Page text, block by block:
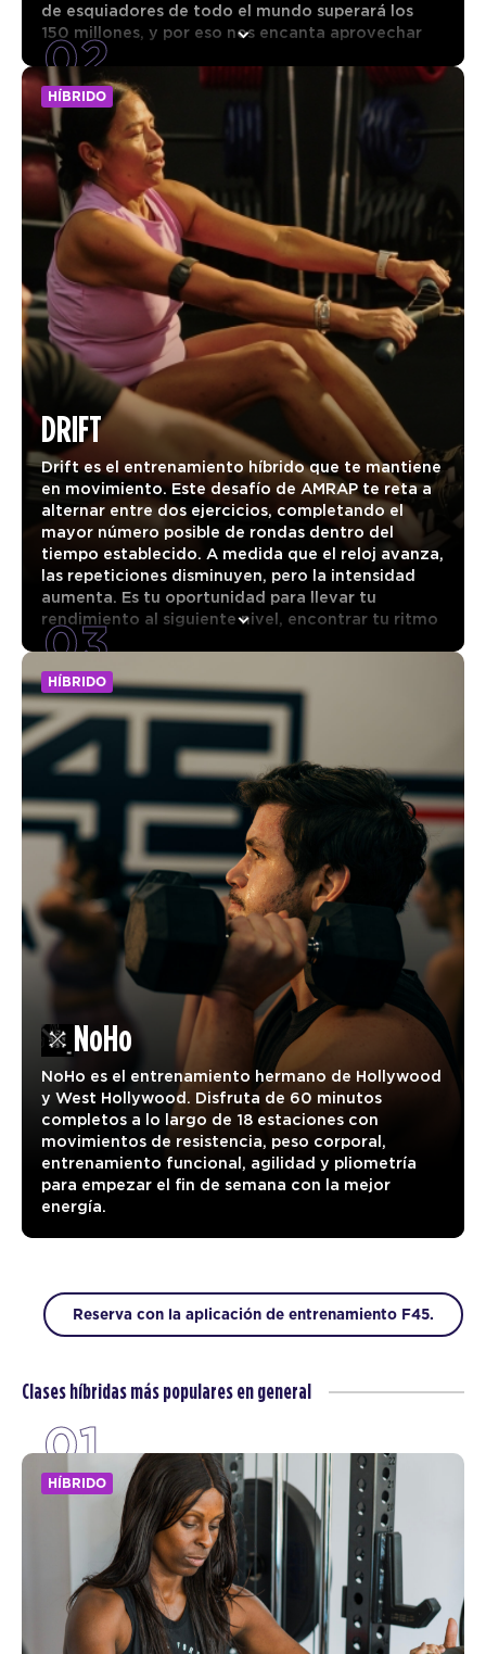
de esquiadores de todo el mundo superará los
150 millones, y por eso nos encanta aprovechar
este nicho de mercado. Te encantará el aumento
de tu aguante cardiovascular, propiocepción,
fuerza del tren inferior y central, así como las
mejoras en tu flexibilidad, equilibrio y
coordinación. Mont Blanc será una gran prueba
para todas las edades y niveles de habilidad.
02
HÍBRIDO
DRIFT
Drift es el entrenamiento híbrido que te mantiene
en movimiento. Este desafío de AMRAP te reta a
alternar entre dos ejercicios, completando el
mayor número posible de rondas dentro del
tiempo establecido. A medida que el reloj avanza,
las repeticiones disminuyen, pero la intensidad
aumenta. Es tu oportunidad para llevar tu
rendimiento al siguiente nivel, encontrar tu ritmo
y mantener —o incluso superar— el ritmo de tus
muévete con rapidez y descubre hasta dónde
puedes llegar.
03
HÍBRIDO
NoHo
NoHo es el entrenamiento hermano de Hollywood
y West Hollywood. Disfruta de 60 minutos
completos a lo largo de 18 estaciones con
movimientos de resistencia, peso corporal,
entrenamiento funcional, agilidad y pliometría
para empezar el fin de semana con la mejor
energía.
Reserva con la aplicación de entrenamiento F45.
Clases híbridas más populares en general
01
HÍBRIDO